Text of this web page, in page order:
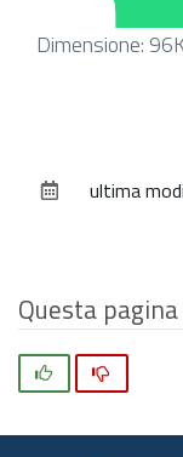
Clicca
alle
dimensioni
Dimensione:
documento
ultima
Questa